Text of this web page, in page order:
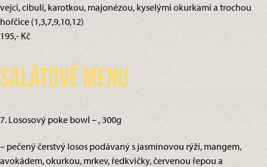
vejci, cibulí, karotkou, majonézou, kyselými okurkami a trochou
hořčice (1,3,7,9,10,12)
195,- Kč
Salátové menu
7. Lososový poke bowl – , 300g
– pečený čerstvý losos podávaný s jasmínovou rýží, mangem,
avokádem, okurkou, mrkev, ředkvičky, červenou řepou a